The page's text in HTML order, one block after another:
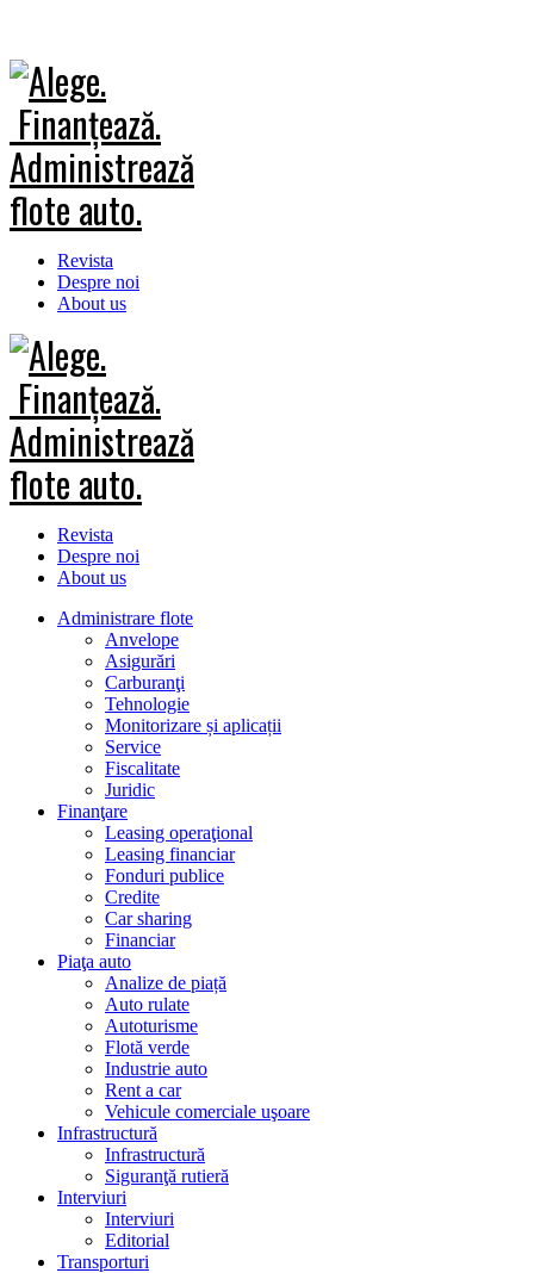
Revista
Despre noi
About us
Revista
Despre noi
About us
Administrare flote
Anvelope
Asigurări
Carburanţi
Tehnologie
Monitorizare și aplicații
Service
Fiscalitate
Juridic
Finanţare
Leasing operaţional
Leasing financiar
Fonduri publice
Credite
Car sharing
Financiar
Piaţa auto
Analize de piață
Auto rulate
Autoturisme
Flotă verde
Industrie auto
Rent a car
Vehicule comerciale uşoare
Infrastructură
Infrastructură
Siguranţă rutieră
Interviuri
Interviuri
Editorial
Transporturi